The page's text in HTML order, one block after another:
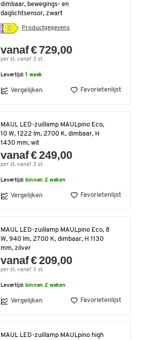
dimbaar, bewegings- en
daglichtsensor, zwart
Productgegevens
vanaf € 729,00
per st. vanaf 3 st.
Levertijd:1 week
Vergelijken Favorietenlijst
MAUL LED-zuillamp MAULpino Eco,
10 W, 1222 lm, 2700 K, dimbaar, H
1430 mm, wit
vanaf € 249,00
per st. vanaf 3 st.
Levertijd: binnen 2 weken
Vergelijken Favorietenlijst
MAUL LED-zuillamp MAULpino Eco, 8
W, 940 lm, 2700 K, dimbaar, H 1130
mm, zilver
vanaf € 209,00
per st. vanaf 3 st.
Levertijd: binnen 2 weken
Vergelijken Favorietenlijst
MAUL LED-zuillamp MAULpino high